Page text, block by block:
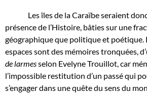
Les îles de la Caraïbe seraient donc
présence de l’Histoire, bâties sur une
géographique que politique et poétique.
espaces sont des mémoires tronquées,
de larmesselon Evelyne Trouillot, car
l’impossible restitution d’un passé qui
s’engager dans une quête du sens du